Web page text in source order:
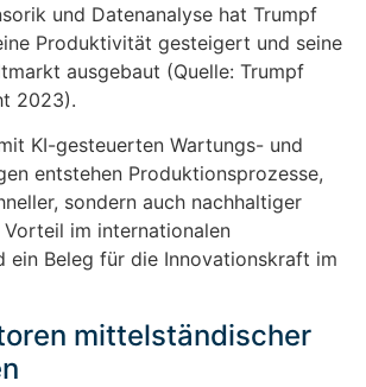
und Datenanalyse hat Trumpf
Produktivität gesteigert und seine
ausgebaut (Quelle: Trumpf
2023).
KI-gesteuerten Wartungs- und
entstehen Produktionsprozesse,
sondern auch nachhaltiger
Vorteil im internationalen
ein Beleg für die Innovationskraft im
mittelständischer